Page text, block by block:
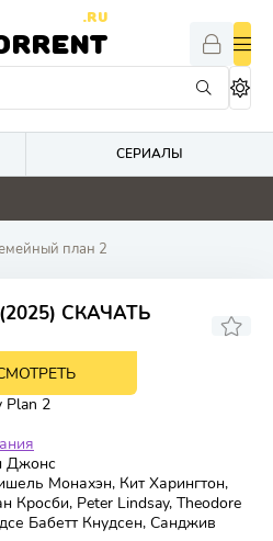
.RU
СЕРИАЛЫ
4.6 0
план 2
СКАЧАТЬ
Plan 2
Джонс
Монахэн, Кит Харингтон,
Кросби, Peter Lindsay, Theodore
Бабетт Кнудсен, Санджив